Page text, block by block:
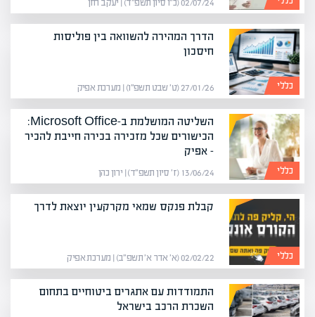
02/07/24 (כ״ו סיון תשפ״ד) | יעקב חזן
כללי
הדרך המהירה להשוואה בין פוליסות
חיסכון
27/01/26 (ט׳ שבט תשפ״ו) | מערכת אפיק
כללי
השליטה המושלמת ב-Microsoft Office:
הכישורים שכל מזכירה בכירה חייבת להכיר
– אפיק
13/06/24 (ז׳ סיון תשפ״ד) | ירון כהן
כללי
קבלת פנקס שמאי מקרקעין יוצאת לדרך
02/02/22 (א׳ אדר א׳ תשפ״ב) | מערכת אפיק
התמודדות עם אתגרים ביטוחיים בתחום
השכרת הרכב בישראל